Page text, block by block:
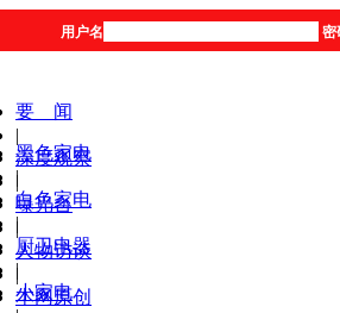
用户名 密
要 闻
|
深度观察
|
曝光台
|
人物访谈
|
本网原创
黑色家电
|
白色家电
|
厨卫电器
|
小家电